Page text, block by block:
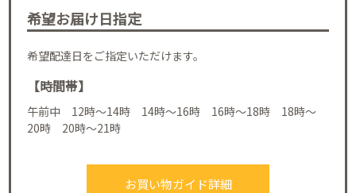
希望お届け日指定
希望配達日をご指定いただけます。
【時間帯】
午前中 12時～14時 14時～16時 16時～18時 18時～
20時 20時～21時
お買い物ガイド詳細